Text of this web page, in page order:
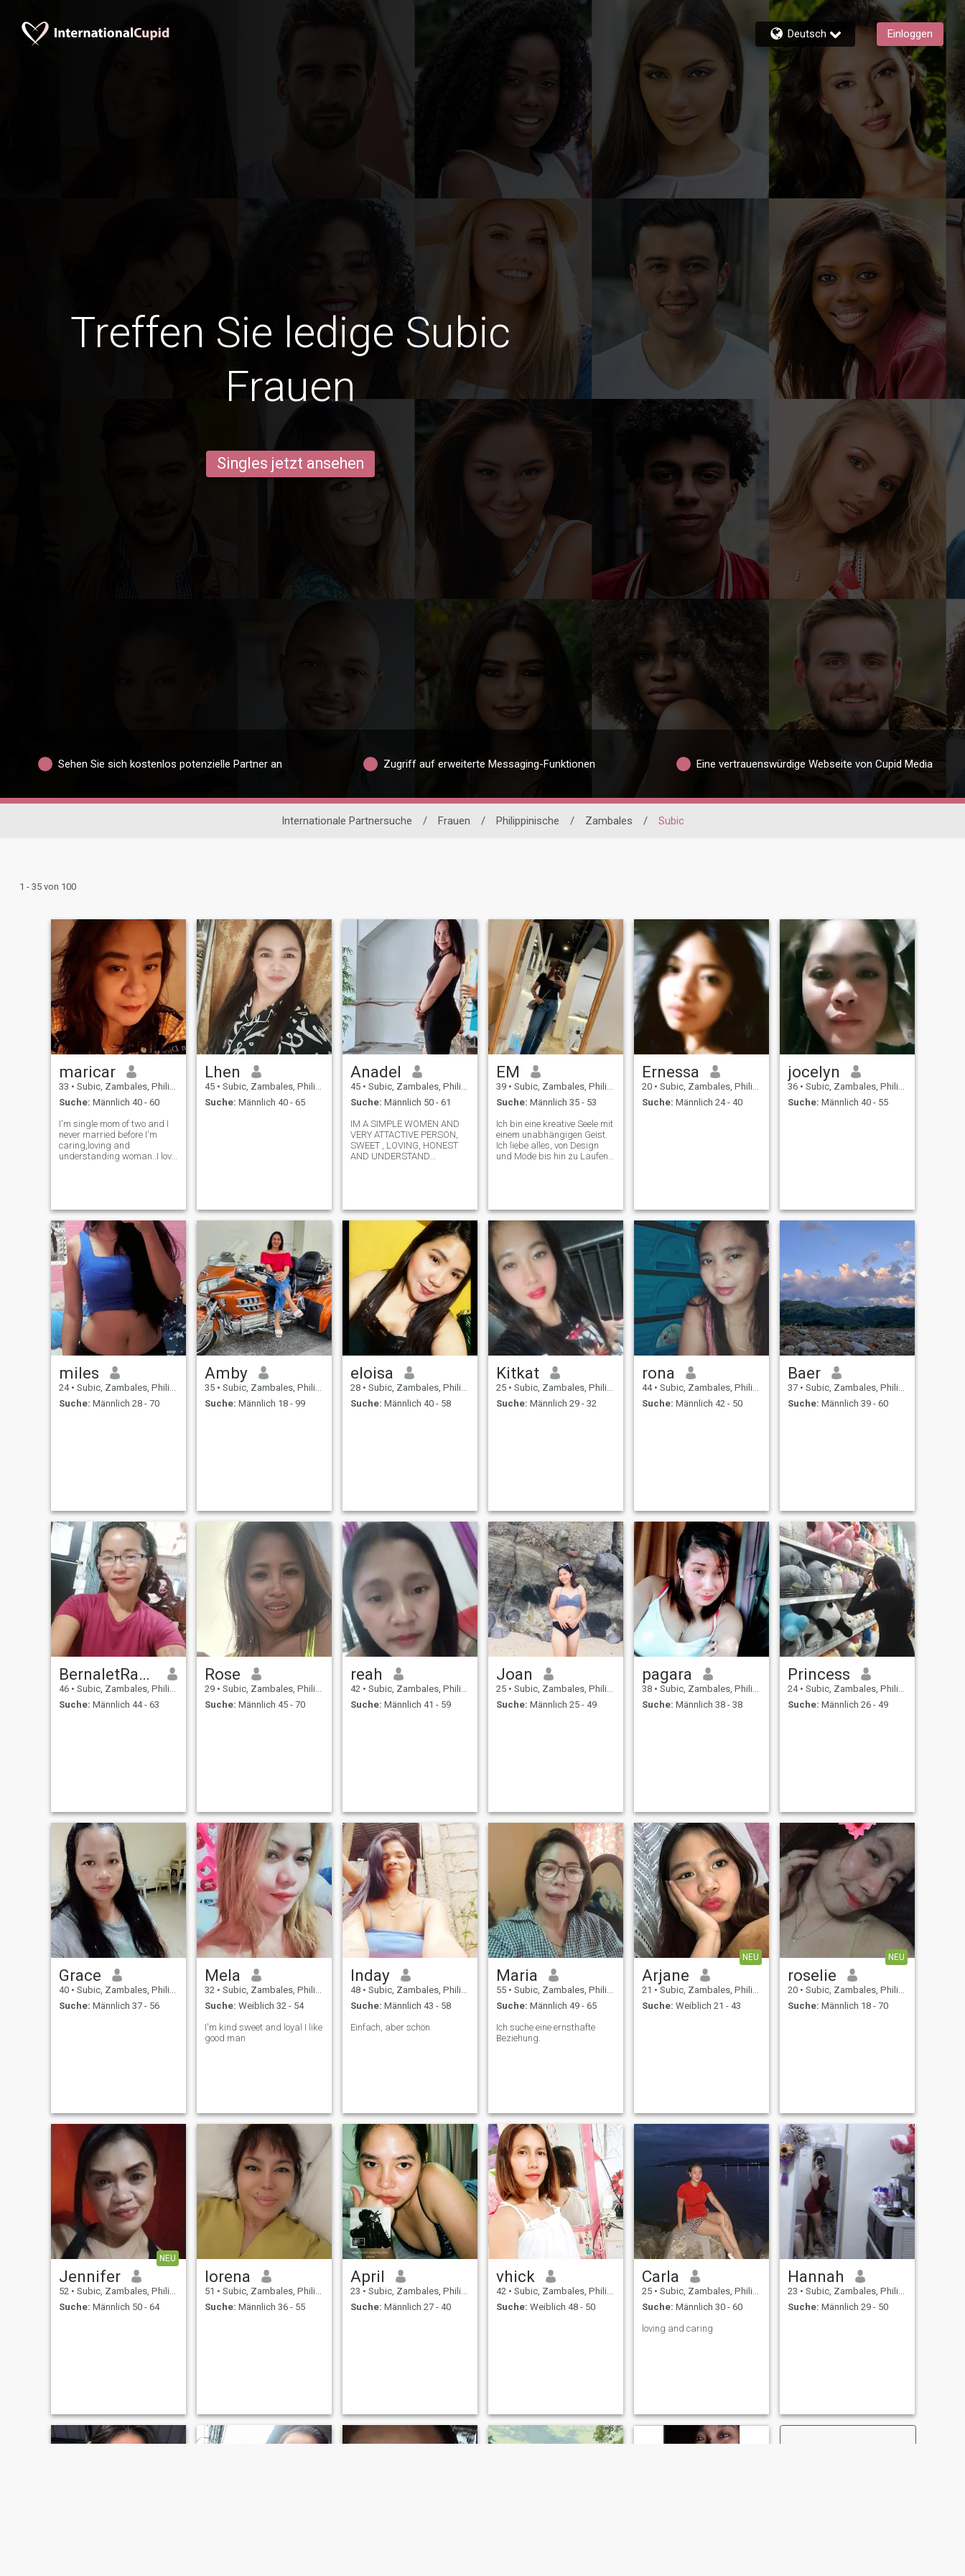
Deutsch Einloggen
Treffen Sie ledige Subic
Frauen
Singles jetzt ansehen
Sehen Sie sich kostenlos potenzielle Partner an Zugriff auf erweiterte Messaging-Funktionen Eine vertrauenswürdige Webseite von Cupid Media
Internationale Partnersuche / Frauen / Philippinische / Zambales / Subic
1 - 35 von 100
maricar
33 • Subic, Zambales, Philippinen
Suche: Männlich 40 - 60
I'm single mom of two and I
never married before I'm
caring,loving and
understanding woman..I love
brother is disabled he born
like that ..he
Lhen
45 • Subic, Zambales, Philippinen
Suche: Männlich 40 - 65
Anadel
45 • Subic, Zambales, Philippinen
Suche: Männlich 50 - 61
IM A SIMPLE WOMEN AND
VERY ATTACTIVE PERSON,
SWEET , LOVING, HONEST
AND UNDERSTAND
I'M WORKING ON MY OWN
ONLINE TRAVEL AGENCY,
ON SOMETIME ON CALL
EM
39 • Subic, Zambales, Philippinen
Suche: Männlich 35 - 53
Ich bin eine kreative Seele mit
einem unabhängigen Geist.
Ich liebe alles, von Design
und Mode bis hin zu Laufen,
ganze Leben hindurch
geführt. Ich schätze
Ehrlichkeit in Beziehungen –
sowohl persönlich als auch
beruflich – über alles, da sie
den Ton dafür bestimmt, wie
die Dinge vorankommen oder
enden. Spaß und
Ernsthaftigkeit Wenn es
nötig ist, erforsche ich gerne
neue Umgebungen, sei es in
der Natur oder indem ich
neue Rezepte in der Küche
ausprobiere! Das Leben soll
also lasst uns da raus
gehen und ein paar
Erinnerungen sammeln!
Ernessa
20 • Subic, Zambales, Philippinen
Suche: Männlich 24 - 40
jocelyn
36 • Subic, Zambales, Philippinen
Suche: Männlich 40 - 55
miles
24 • Subic, Zambales, Philippinen
Suche: Männlich 28 - 70
Amby
35 • Subic, Zambales, Philippinen
Suche: Männlich 18 - 99
eloisa
28 • Subic, Zambales, Philippinen
Suche: Männlich 40 - 58
Kitkat
25 • Subic, Zambales, Philippinen
Suche: Männlich 29 - 32
rona
44 • Subic, Zambales, Philippinen
Suche: Männlich 42 - 50
Baer
37 • Subic, Zambales, Philippinen
Suche: Männlich 39 - 60
BernaletRavanera
46 • Subic, Zambales, Philippinen
Suche: Männlich 44 - 63
Rose
29 • Subic, Zambales, Philippinen
Suche: Männlich 45 - 70
reah
42 • Subic, Zambales, Philippinen
Suche: Männlich 41 - 59
Joan
25 • Subic, Zambales, Philippinen
Suche: Männlich 25 - 49
pagara
38 • Subic, Zambales, Philippinen
Suche: Männlich 38 - 38
Princess
24 • Subic, Zambales, Philippinen
Suche: Männlich 26 - 49
Grace
40 • Subic, Zambales, Philippinen
Suche: Männlich 37 - 56
Mela
32 • Subic, Zambales, Philippinen
Suche: Weiblich 32 - 54
I'm kind sweet and loyal I like
good man
Inday
48 • Subic, Zambales, Philippinen
Suche: Männlich 43 - 58
Einfach, aber schön
Maria
55 • Subic, Zambales, Philippinen
Suche: Männlich 49 - 65
Ich suche eine ernsthafte
Beziehung.
NEU
Arjane
21 • Subic, Zambales, Philippinen
Suche: Weiblich 21 - 43
NEU
roselie
20 • Subic, Zambales, Philippinen
Suche: Männlich 18 - 70
NEU
Jennifer
52 • Subic, Zambales, Philippinen
Suche: Männlich 50 - 64
lorena
51 • Subic, Zambales, Philippinen
Suche: Männlich 36 - 55
April
23 • Subic, Zambales, Philippinen
Suche: Männlich 27 - 40
vhick
42 • Subic, Zambales, Philippinen
Suche: Weiblich 48 - 50
Carla
25 • Subic, Zambales, Philippinen
Suche: Männlich 30 - 60
loving and caring
Hannah
23 • Subic, Zambales, Philippinen
Suche: Männlich 29 - 50